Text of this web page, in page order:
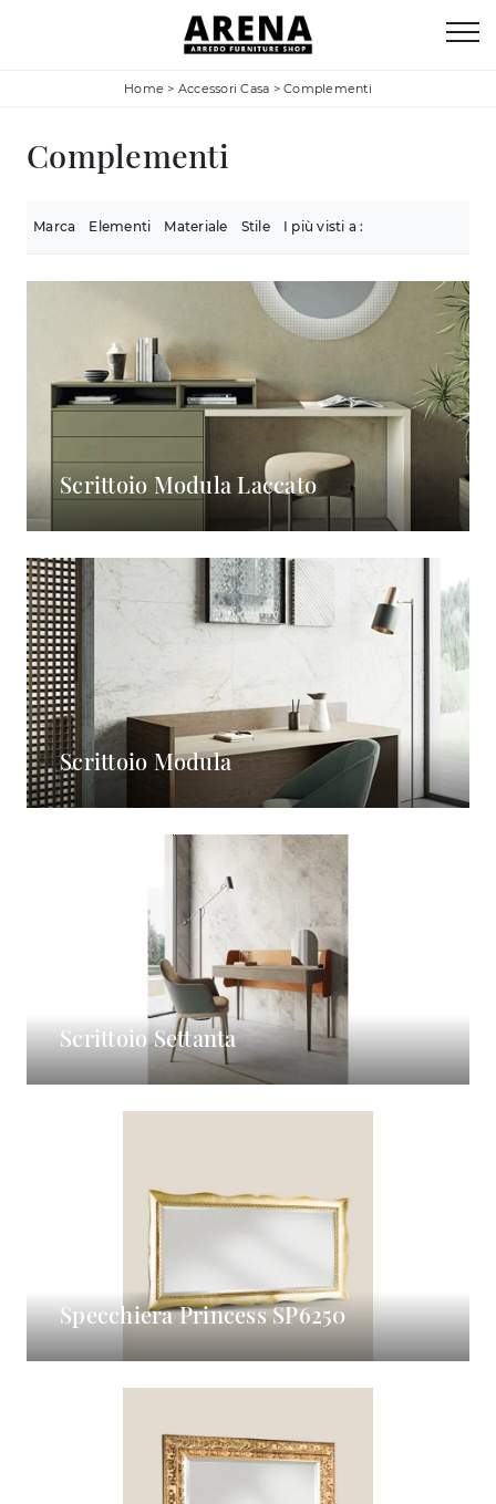
Home > Accessori Casa >Complementi
Complementi
Marca Elementi Materiale Stile I più visti a :
Scrittoio Modula Laccato
Scrittoio Modula
Scrittoio Settanta
Specchiera Princess SP6250